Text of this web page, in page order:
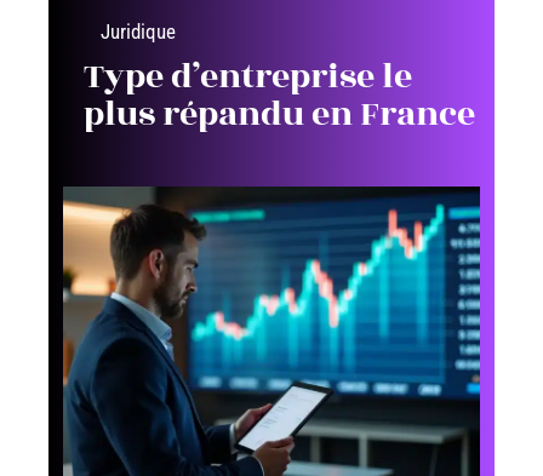
Juridique
Type d’entreprise le
plus répandu en France